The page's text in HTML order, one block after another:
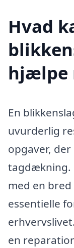
Hvad
hjælpe
En
uvurderlig
opgaver,
tagdækning.
med en
essentielle
en